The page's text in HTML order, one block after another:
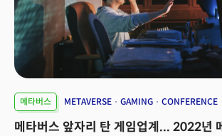
메타버스 METAVERSE GAMING CONFERENCE
메타버스 앞자리 탄 게임업계... 2022년